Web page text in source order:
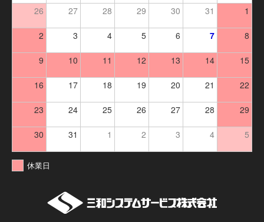
26 27 28 29 30 31 1
2 3 4 5 6 7 8
9 10 11 12 13 14 15
16 17 18 19 20 21 22
23 24 25 26 27 28 29
30 31 1 2 3 4 5
休業日